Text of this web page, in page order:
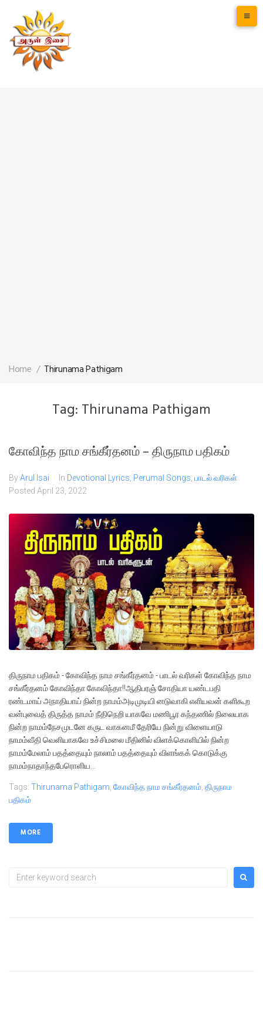
Home / Thirunama Pathigam
Tag: Thirunama Pathigam
கோவிந்த நாம சங்கீர்தனம் – திருநாம பதிகம்
ByArul Isai In Devotional Lyrics Perumal Songs பாடல் வரிகள்
Posted April 23, 2022
திருநாம பதிகம் - கோவிந்த நாம சங்கீர்தனம் - பாடல் வரிகள் கோவிந்த நாம
சங்கீர்தனம் கோவிந்தா கோவிந்தா!!ஆதிபரஞ் சோதியா யண்டபதி
ரண்டமாய் அநாதியாய் நின்ற நாமம்அடிமுடியி னடுவாகி எளியவன் களிகூற
வன்புவைத் திருத்த நாமம் நீதிநெறி யாகவே மணிபூர கந்தணில் நிலையாக
நின்ற நாமம்நேசமுடனே கருட வாகனமீ தேரியே நின்று விளையாடு
நாமம்வீதி வெளியாகவே உச்சிமலை மீதினில் விளக்கொளியில் நின்ற
நாமம்மேலாம் பதத்தையும் நாலாம் பதத்தையும் விளங்கக் கொடுக்கு
நாமம்நாதாந்தபேரொளிய...
Tags: Thirunama Pathigam, கோவிந்த நாம சங்கீர்தனம், திருநாம
பதிகம்
MORE